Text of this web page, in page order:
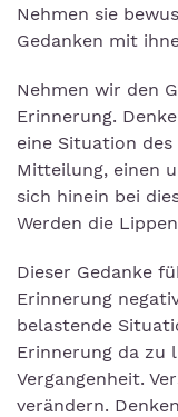
Nehmen sie
Gedanken mit
Nehmen wir den
Erinnerung.
eine Situation
Mitteilung, einen
sich hinein bei
Werden die
Dieser Gedanke
Erinnerung
belastende
Erinnerung da zu
Vergangenheit.
verändern.